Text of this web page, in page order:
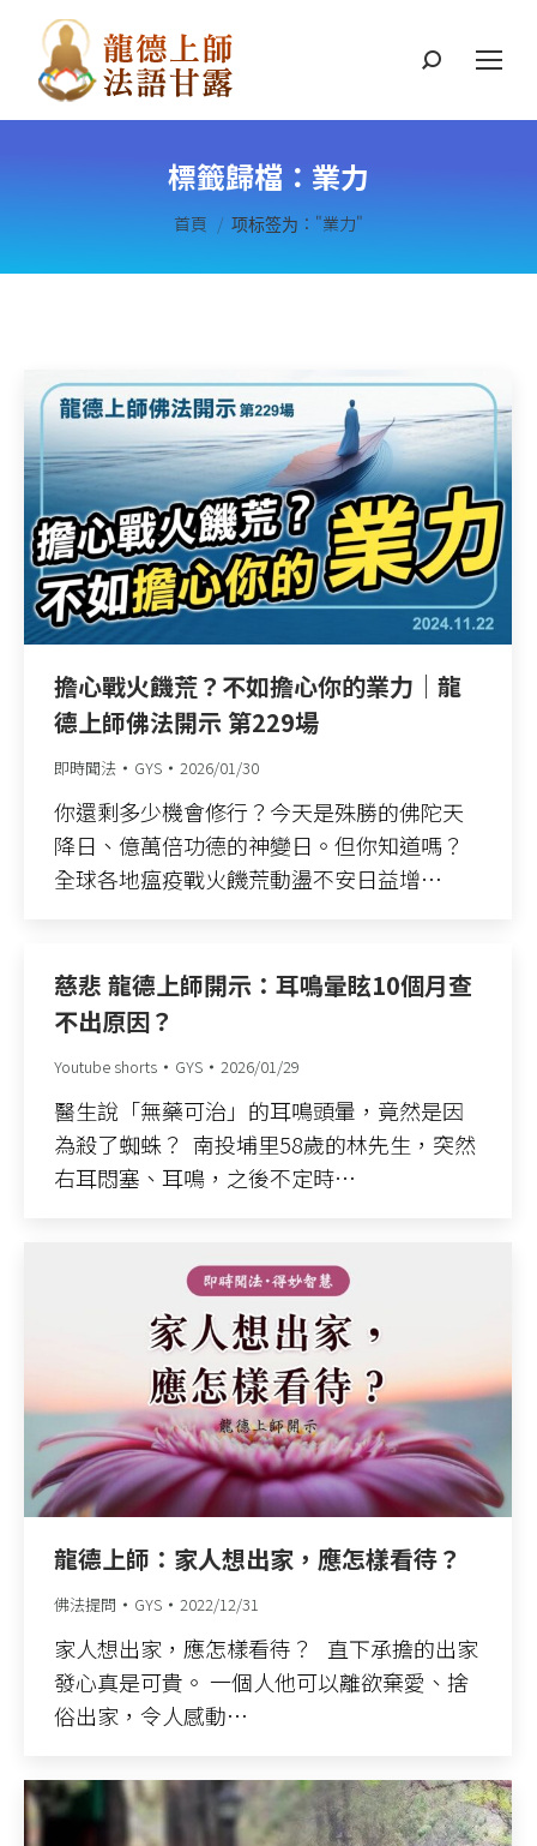
搜
標籤歸檔： 業力
您在這裡：
首頁 项标签为："業力"
擔心戰火饑荒？不如擔心你的業力｜龍
德上師佛法開示 第229場
即時聞法 GYS 2026/01/30
你還剩多少機會修行？今天是殊勝的佛陀天
降日、億萬倍功德的神變日。但你知道嗎？
全球各地瘟疫戰火饑荒動盪不安日益增…
慈悲 龍德上師開示：耳鳴暈眩10個月查
不出原因？
Youtube shorts GYS 2026/01/29
醫生說「無藥可治」的耳鳴頭暈，竟然是因
為殺了蜘蛛？ ​ 南投埔里58歲的林先生，突然
右耳悶塞、耳鳴，之後不定時…
龍德上師：家人想出家，應怎樣看待？
佛法提問 GYS 2022/12/31
家人想出家，應怎樣看待？ 直下承擔的出家
發心真是可貴。 一個人他可以離欲棄愛、捨
俗出家，令人感動…